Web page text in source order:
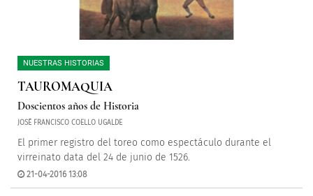
NUESTRAS HISTORIAS
TAUROMAQUIA
Doscientos años de Historia
JOSÉ FRANCISCO COELLO UGALDE
El primer registro del toreo como espectáculo durante el
virreinato data del 24 de junio de 1526.
21-04-2016 13:08